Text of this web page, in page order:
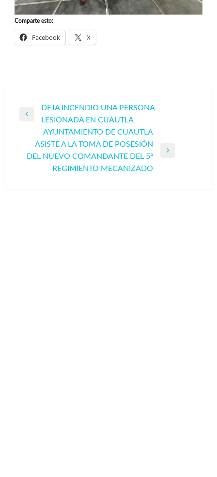
Comparte esto:
Facebook X
Navegación
entradas
Entrada
anterior
DEJA INCENDIO UNA PERSONA
LESIONADA EN CUAUTLA
Entrada
AYUNTAMIENTO DE CUAUTLA
ASISTE A LA TOMA DE POSESIÓN
DEL NUEVO COMANDANTE DEL 5º
REGIMIENTO MECANIZADO